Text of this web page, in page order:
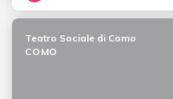
Teatro Sociale di Como
COMO